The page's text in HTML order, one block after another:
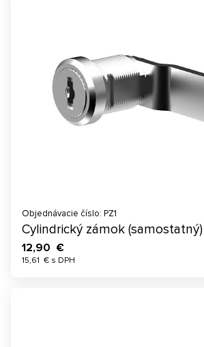
Objednávacie číslo: PZ1
Cylindrický zámok (samostatný)
12,90 €
15,61 € s DPH